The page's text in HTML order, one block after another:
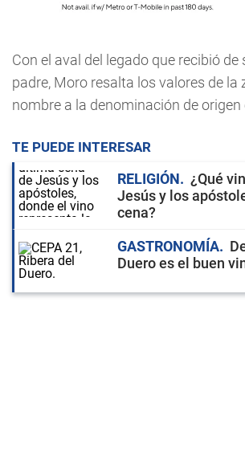
Con el aval del legado que recibió de
padre, Moro resalta los valores de la
nombre a la denominación de origen
TE PUEDE INTERESAR
RELIGIÓN
¿Qué
Jesús y los
cena?
GASTRONOMÍA
Duero es el buen